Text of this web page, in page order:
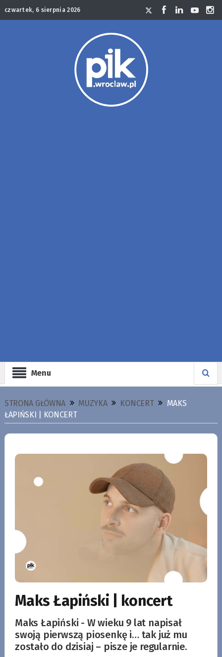
czwartek, 6 sierpnia 2026
Menu
STRONA GŁÓWNA MUZYKA KONCERT
MAKS
ŁAPIŃSKI | KONCERT
Maks Łapiński | koncert
Maks Łapiński - W wieku 9 lat napisał
swoją pierwszą piosenkę i… tak już mu
zostało do dzisiaj – pisze je regularnie.